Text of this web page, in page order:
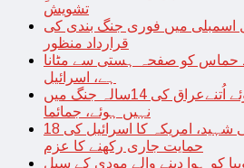
تشویش
اسمبلی میں فوری جنگ بندی کی
قرارداد منظور
حماس کو صفحہ ہستی سے مٹانا
ہے، اسرائیل
غزہ میں جتنے بچے قتل ہوئے اُتنےعراق کی 14سالہ جنگ میں
نہیں ہوئے، جمائما
18 ہزار سے زائدفلسطینی شہید، امریکہ کا اسرائیل کی
حمایت جاری رکھنے کا عزم
کو ہوا دینے والے مودی کے سیل